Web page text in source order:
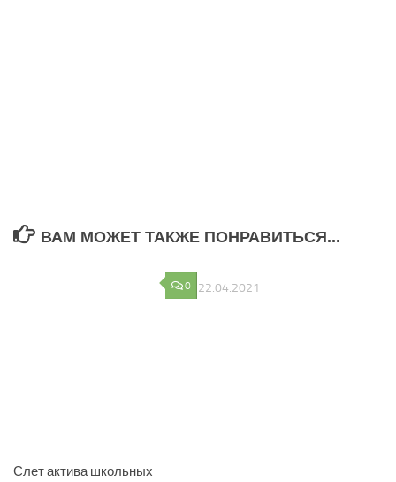
ВАМ МОЖЕТ ТАКЖЕ ПОНРАВИТЬСЯ...
0
Слет актива школьных
22.04.2021